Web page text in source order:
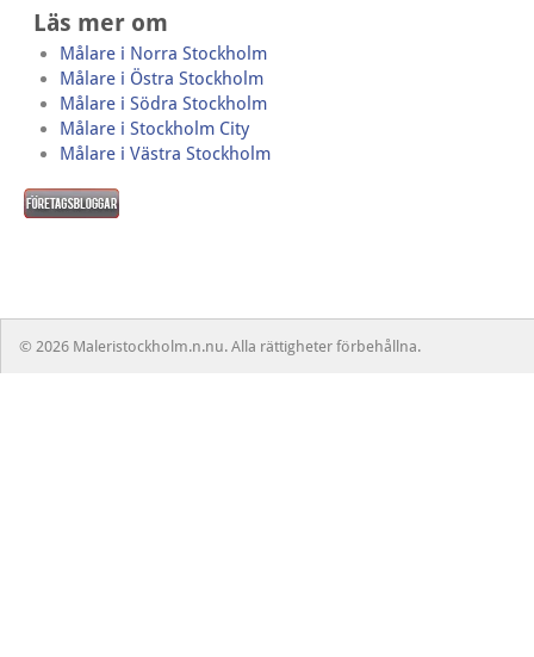
Läs mer om
Målare i Norra Stockholm
Målare i Östra Stockholm
Målare i Södra Stockholm
Målare i Stockholm City
Målare i Västra Stockholm
© 2026 Maleristockholm.n.nu. Alla rättigheter förbehållna.